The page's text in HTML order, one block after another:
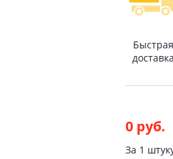
Быстрая
доставка
0 руб.
За 1